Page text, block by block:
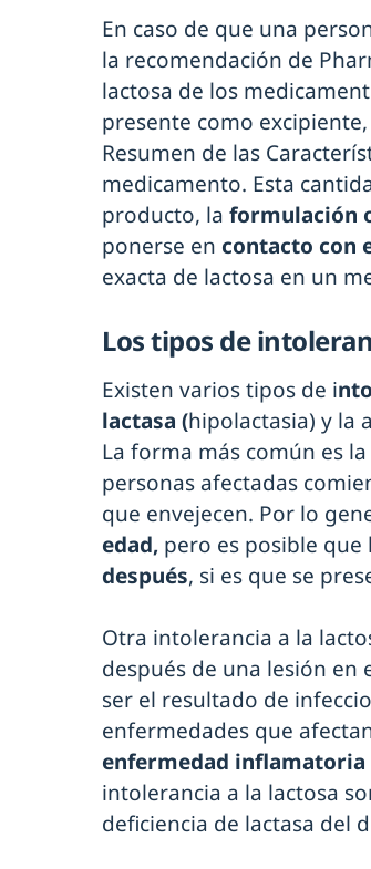
En caso de que una
la recomendación de
lactosa de los
presente como
Resumen de las
medicamento. Esta
producto, la formulación
ponerse en contacto con
exacta de lactosa en un
Los tipos de
Existen varios tipos de i
lactasa (hipolactasia) y la
La forma más común es
personas afectadas
que envejecen. Por lo
edad, pero es posible que
después, si es que se
Otra intolerancia a la
después de una lesión en
ser el resultado de
enfermedades que
enfermedad
intolerancia a la lactosa
deficiencia de lactasa del